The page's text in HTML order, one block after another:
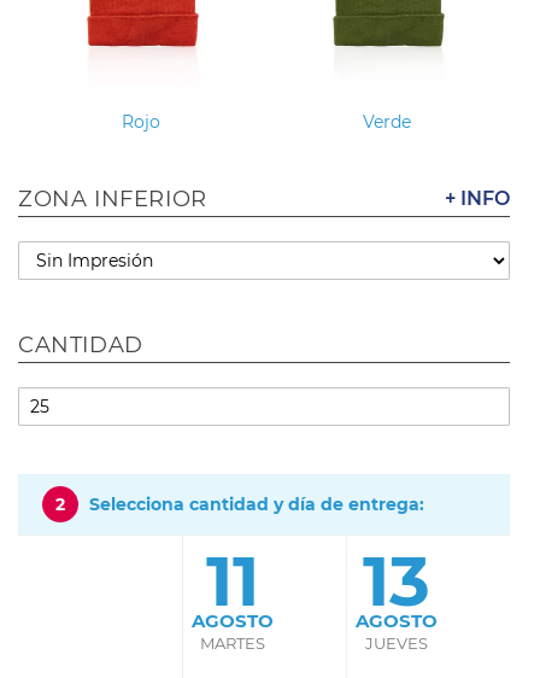
Rojo Verde
+ INFO
ZONA INFERIOR
CANTIDAD
2 Selecciona cantidad y día de entrega:
11
AGOSTO
MARTES
13
AGOSTO
JUEVES